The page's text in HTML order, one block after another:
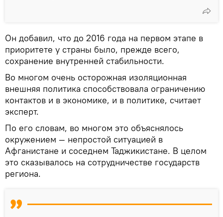
Он добавил, что до 2016 года на первом этапе в
приоритете у страны было, прежде всего,
сохранение внутренней стабильности.
Во многом очень осторожная изоляционная
внешняя политика способствовала ограничению
контактов и в экономике, и в политике, считает
эксперт.
По его словам, во многом это объяснялось
окружением — непростой ситуацией в
Афганистане и соседнем Таджикистане. В целом
это сказывалось на сотрудничестве государств
региона.